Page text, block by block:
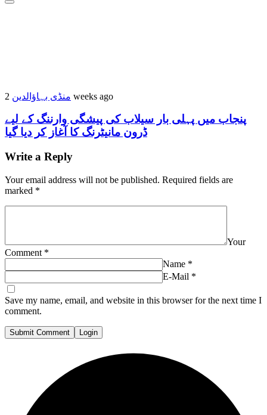
منڈی بہاؤالدین 2 weeks ago
پنجاب میں پہلی بار سیلاب کی پیشگی وارننگ کے لیے
ڈرون مانیٹرنگ کا آغاز کر دیا گیا
Write a Reply
Your email address will not be published. Required fields are
marked *
Your
Comment *
Name *
E-Mail *
Save my name, email, and website in this browser for the next time I
comment.
Submit Comment Login